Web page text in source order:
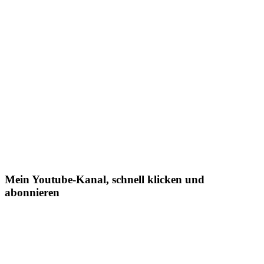
Mein Youtube-Kanal, schnell klicken und
abonnieren